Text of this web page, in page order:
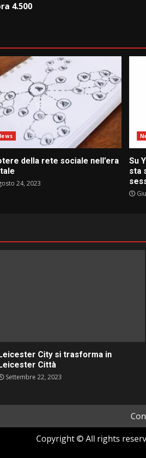
4.500
della rete sociale nell’era
24, 2023
Su
sta
City si trasforma in
Città
Settembre 22, 2023
Copyright © All rights